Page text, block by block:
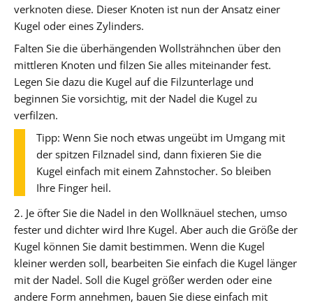
verknoten diese. Dieser Knoten ist nun der Ansatz einer
Kugel oder eines Zylinders.
Falten Sie die überhängenden Wollsträhnchen über den
mittleren Knoten und filzen Sie alles miteinander fest.
Legen Sie dazu die Kugel auf die Filzunterlage und
beginnen Sie vorsichtig, mit der Nadel die Kugel zu
verfilzen.
Tipp: Wenn Sie noch etwas ungeübt im Umgang mit
der spitzen Filznadel sind, dann fixieren Sie die
Kugel einfach mit einem Zahnstocher. So bleiben
Ihre Finger heil.
2. Je öfter Sie die Nadel in den Wollknäuel stechen, umso
fester und dichter wird Ihre Kugel. Aber auch die Größe der
Kugel können Sie damit bestimmen. Wenn die Kugel
kleiner werden soll, bearbeiten Sie einfach die Kugel länger
mit der Nadel. Soll die Kugel größer werden oder eine
andere Form annehmen, bauen Sie diese einfach mit